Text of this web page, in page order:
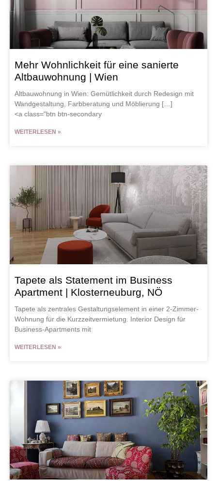
Mehr Wohnlichkeit für eine sanierte
Altbauwohnung | Wien
Altbauwohnung in Wien: Gemütlichkeit durch Redesign mit
Wandgestaltung, Farbberatung und Möblierung […]
<a class="btn btn-secondary
WEITERLESEN »
Tapete als Statement im Business
Apartment | Klosterneuburg, NÖ
Tapete als zentrales Gestaltungselement in einer 2-Zimmer-
Wohnung für die Kurzzeitvermietung. Interior Design für
Business-Apartments mit
WEITERLESEN »